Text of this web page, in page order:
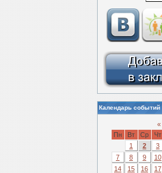
Календарь событий
«
Пн
Вт Ср Чт
1
2 3
7
8 9 10
14
15 16 17